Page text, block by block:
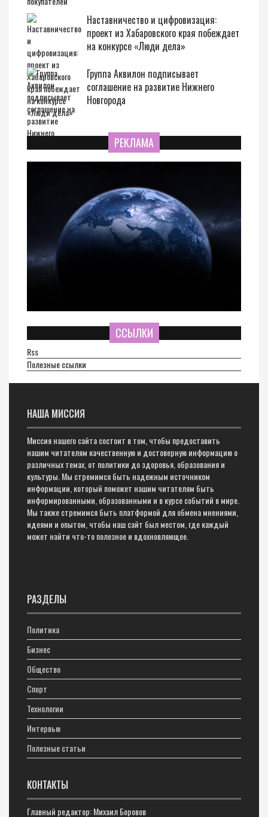
Наставничество и цифровизация:
проект из Хабаровского края побеждает
на конкурсе «Люди дела»
Группа Аквилон подписывает
соглашение на развитие Нижнего
Новгорода
РЕКЛАМА
ССЫЛКИ
Rss
Полезные ссылки
НАША МИССИЯ
Миссия нашего сайта состоит в том, чтобы предоставить
нашим читателям качественную и достоверную информацию о
различных темах, от политики до здоровья, образования и
культуры. Мы стремимся быть надежным источником
информации, который поможет нашим читателям быть
информированными, образованными и в курсе событий в мире.
Мы также стремимся быть платформой для обмена мнениями,
идеями и опытом, чтобы наш сайт был местом, где каждый
может найти что-то полезное и вдохновляющее.
РАЗДЕЛЫ
Политика
Бизнес
Общество
Спорт
Технологии
Интервью
Полезные статьи
КОНТАКТЫ
Главный редактор: Михаил Боровов